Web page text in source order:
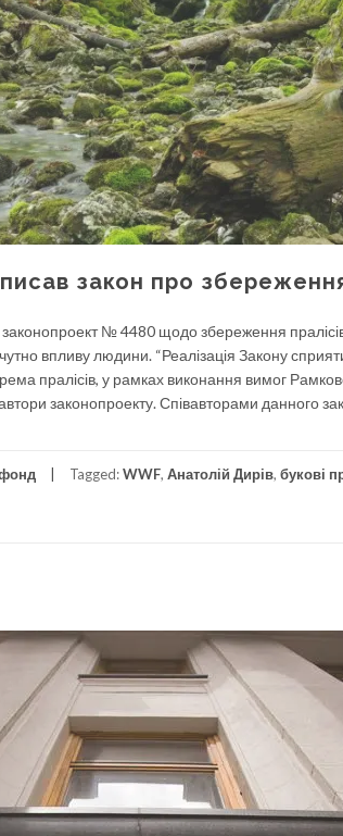
закон про збереження
№ 4480 щодо збереження
впливу людини. “Реалізація Закону
пралісів, у рамках виконання вимог
законопроекту. Співавторами данного
Tagged:WWF, Анатолій Дирів, букові